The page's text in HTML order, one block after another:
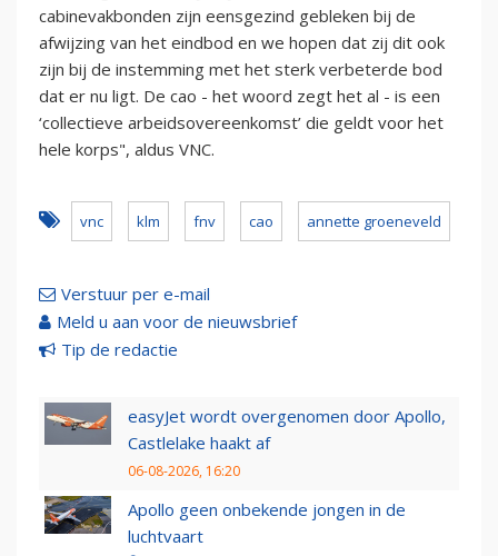
cabinevakbonden zijn eensgezind gebleken bij de
afwijzing van het eindbod en we hopen dat zij dit ook
zijn bij de instemming met het sterk verbeterde bod
dat er nu ligt. De cao - het woord zegt het al - is een
‘collectieve arbeidsovereenkomst’ die geldt voor het
hele korps", aldus VNC.
vnc klm fnv cao annette groeneveld
Verstuur per e-mail
Meld u aan voor de nieuwsbrief
Tip de redactie
easyJet wordt overgenomen door Apollo,
Castlelake haakt af
06-08-2026, 16:20
Apollo geen onbekende jongen in de
luchtvaart